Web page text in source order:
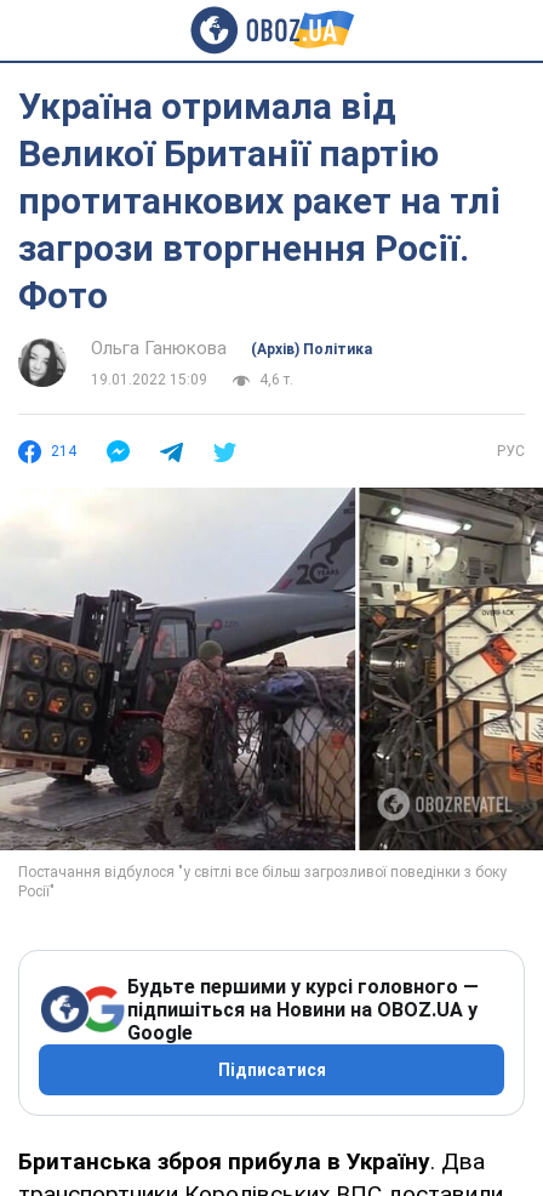
Україна отримала від
Великої Британії партію
протитанкових ракет на тлі
загрози вторгнення Росії.
Фото
Ольга Ганюкова
(Архів) Політика
19.01.2022 15:09
4,6 т.
214 РУС
Будьте першими у курсі головного —
підпишіться на Новини на OBOZ.UA у
Google
Підписатися
Британська зброя прибула в Україну. Два